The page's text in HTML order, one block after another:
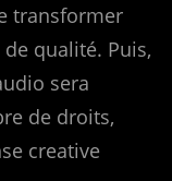
transformer
qualité. Puis,
sera
de droits,
creative